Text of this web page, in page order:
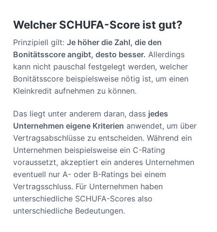
Welcher SCHUFA-Score ist gut?
Prinzipiell gilt: Je höher die Zahl, die den
Bonitätsscore angibt, desto besser. Allerdings
kann nicht pauschal festgelegt werden, welcher
Bonitätsscore beispielsweise nötig ist, um einen
Kleinkredit aufnehmen zu können.
Das liegt unter anderem daran, dass jedes
Unternehmen eigene Kriterien anwendet, um über
Vertragsabschlüsse zu entscheiden. Während ein
Unternehmen beispielsweise ein C-Rating
voraussetzt, akzeptiert ein anderes Unternehmen
eventuell nur A- oder B-Ratings bei einem
Vertragsschluss. Für Unternehmen haben
unterschiedliche SCHUFA-Scores also
unterschiedliche Bedeutungen.